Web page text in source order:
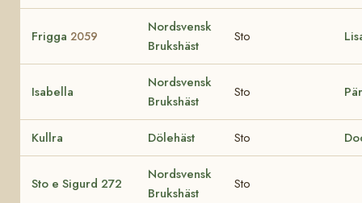
Frigga 2059
Nordsvensk
Brukshäst
Sto
Isabella
Nordsvensk
Brukshäst
Sto
Kullra Dölehäst Sto
Sto e Sigurd 272
Nordsvensk
Brukshäst
Sto